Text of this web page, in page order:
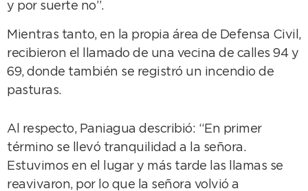
y por suerte no”.
Mientras tanto, en la propia área de Defensa Civil,
recibieron el llamado de una vecina de calles 94 y
69, donde también se registró un incendio de
pasturas.
Al respecto, Paniagua describió: “En primer
término se llevó tranquilidad a la señora.
Estuvimos en el lugar y más tarde las llamas se
reavivaron, por lo que la señora volvió a